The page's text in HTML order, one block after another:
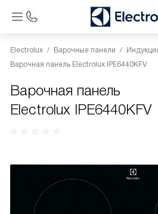
Electrolux Варочные панели
Варочная панель Electrolux IPE6440KFV
Варочная панель
Electrolux IPE6440KFV